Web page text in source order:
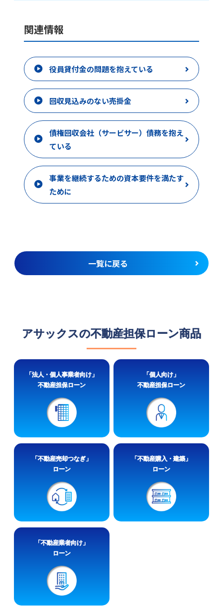
関連情報
役員貸付金の問題を抱えている
回収見込みのない売掛金
債権回収会社（サービサー）債務を抱え
ている
事業を継続するための資本要件を満たす
ために
一覧に戻る
アサックスの不動産担保ローン商品
「法人・個人事業者向け」
不動産担保ローン
「個人向け」
不動産担保ローン
「不動産売却つなぎ」
ローン
「不動産購入・建築」
ローン
「不動産業者向け」
ローン